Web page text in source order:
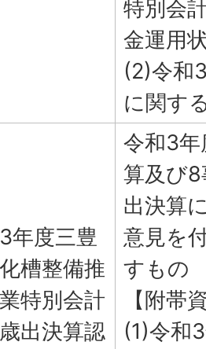
特別会
金運用
(2)令和
に関す
年度三豊
槽整備推
特別会計
出決算認
令和3年
算及び
出決算
意見を
すもの
【附帯
(1)令和